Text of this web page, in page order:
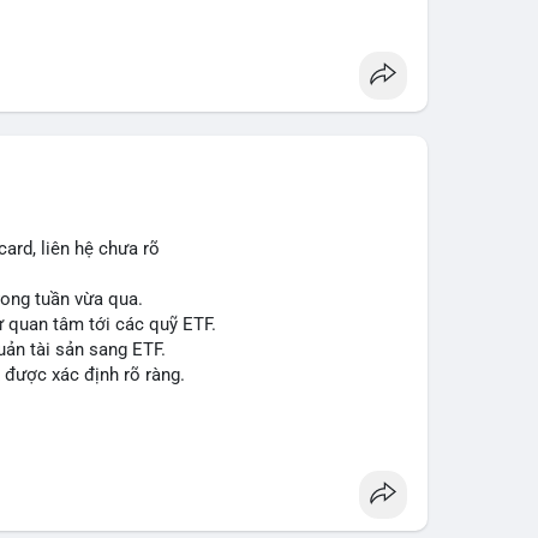
Act, mặc dù chưa có sự đồng thuận hai đảng.
giấy phép stablecoin theo khung mới nghiêm
lý, thiết lập tiền lệ cho các vụ án hình sự và
sớm, dù vẫn còn rào cản pháp lý.
#xrp #cc #sky #sand
liên hệ chưa rõ
tuần vừa qua.
tâm tới các quỹ ETF.
tài sản sang ETF.
được xác định rõ ràng.